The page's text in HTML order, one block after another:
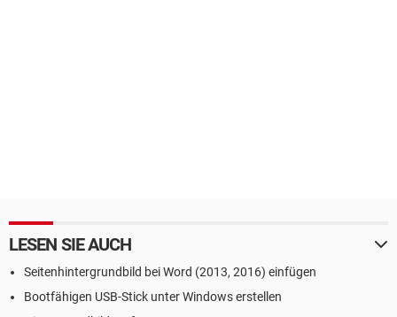
LESEN SIE AUCH
Seitenhintergrundbild bei Word (2013, 2016) einfügen
Bootfähigen USB-Stick unter Windows erstellen